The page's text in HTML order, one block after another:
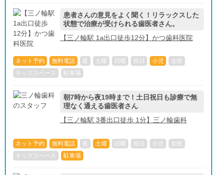
患者さんの意見をよく聞く！リラックスした
状態で治療が受けられる歯医者さん。
【三ノ輪駅 1a出口徒歩12分】かつ歯科医院
ネット予約 無料電話 夜 土曜 日曜 祝日 小児
女医
キッズスペース
駐車場
朝7時から夜19時まで！土日祝日も診療で無
理なく通える歯医者さん
【三ノ輪駅 3番出口徒歩 1分】三ノ輪歯科
ネット予約 無料電話 夜 土曜 日曜 祝日 小児
女医
キッズスペース
駐車場